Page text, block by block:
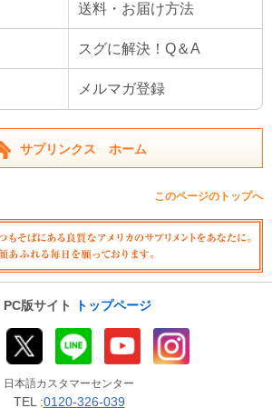
送料・お届け方法
スグに解決！Q＆A
メルマガ登録
サプリンクス ホーム
このページのトップへ
PC版サイト トップページ
日本語カスタマーセンター
TEL :0120-326-039